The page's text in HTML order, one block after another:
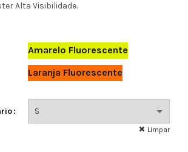
Alta Visibilidade.
Amarelo Fluorescente
Laranja Fluorescente
Limpar